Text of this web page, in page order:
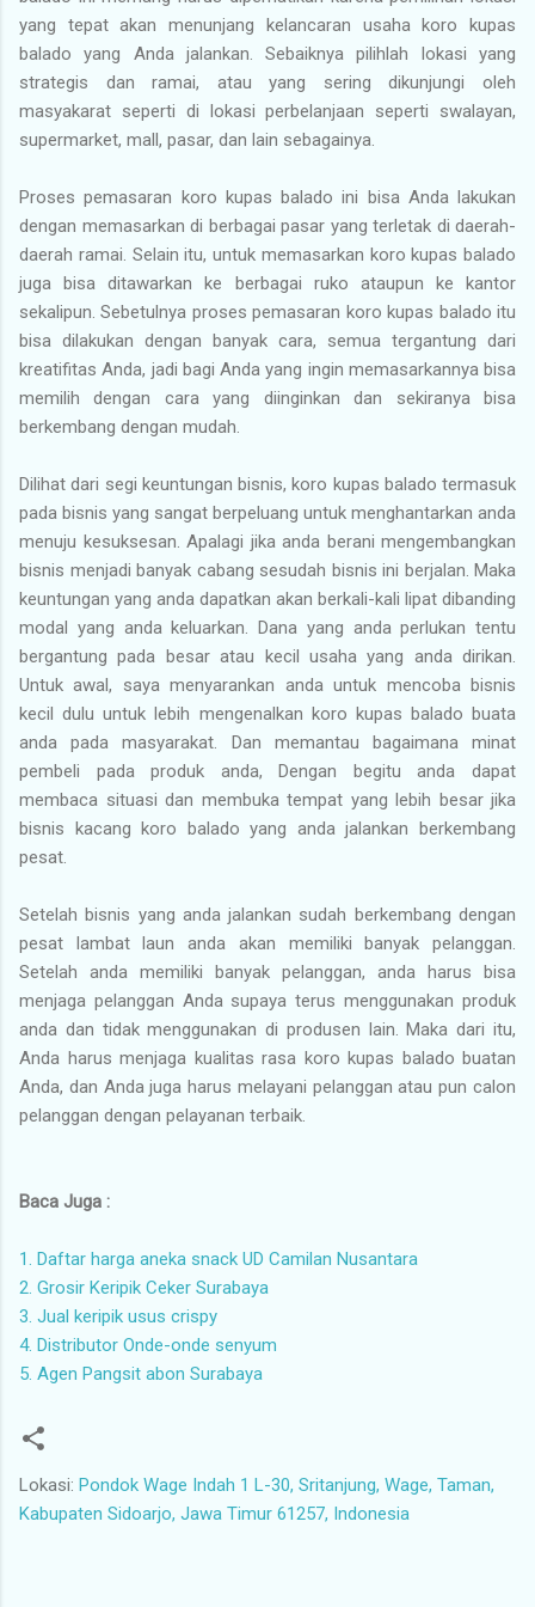
yang tepat akan menunjang kelancaran usaha koro kupas
balado yang Anda jalankan. Sebaiknya pilihlah lokasi yang
strategis dan ramai, atau yang sering dikunjungi oleh
masyakarat seperti di lokasi perbelanjaan seperti swalayan,
supermarket, mall, pasar, dan lain sebagainya.
Proses pemasaran koro kupas balado ini bisa Anda lakukan
dengan memasarkan di berbagai pasar yang terletak di daerah-
daerah ramai. Selain itu, untuk memasarkan koro kupas balado
juga bisa ditawarkan ke berbagai ruko ataupun ke kantor
sekalipun. Sebetulnya proses pemasaran koro kupas balado itu
bisa dilakukan dengan banyak cara, semua tergantung dari
kreatifitas Anda, jadi bagi Anda yang ingin memasarkannya bisa
memilih dengan cara yang diinginkan dan sekiranya bisa
berkembang dengan mudah.
Dilihat dari segi keuntungan bisnis, koro kupas balado termasuk
pada bisnis yang sangat berpeluang untuk menghantarkan anda
menuju kesuksesan. Apalagi jika anda berani mengembangkan
bisnis menjadi banyak cabang sesudah bisnis ini berjalan. Maka
keuntungan yang anda dapatkan akan berkali-kali lipat dibanding
modal yang anda keluarkan. Dana yang anda perlukan tentu
bergantung pada besar atau kecil usaha yang anda dirikan.
Untuk awal, saya menyarankan anda untuk mencoba bisnis
kecil dulu untuk lebih mengenalkan koro kupas balado buata
anda pada masyarakat. Dan memantau bagaimana minat
pembeli pada produk anda, Dengan begitu anda dapat
membaca situasi dan membuka tempat yang lebih besar jika
bisnis kacang koro balado yang anda jalankan berkembang
pesat.
Setelah bisnis yang anda jalankan sudah berkembang dengan
pesat lambat laun anda akan memiliki banyak pelanggan.
Setelah anda memiliki banyak pelanggan, anda harus bisa
menjaga pelanggan Anda supaya terus menggunakan produk
anda dan tidak menggunakan di produsen lain. Maka dari itu,
Anda harus menjaga kualitas rasa koro kupas balado buatan
Anda, dan Anda juga harus melayani pelanggan atau pun calon
pelanggan dengan pelayanan terbaik.
Baca Juga :
1. Daftar harga aneka snack UD Camilan Nusantara
2. Grosir Keripik Ceker Surabaya
3. Jual keripik usus crispy
4. Distributor Onde-onde senyum
5. Agen Pangsit abon Surabaya
Lokasi: Pondok Wage Indah 1 L-30, Sritanjung, Wage, Taman,
Kabupaten Sidoarjo, Jawa Timur 61257, Indonesia